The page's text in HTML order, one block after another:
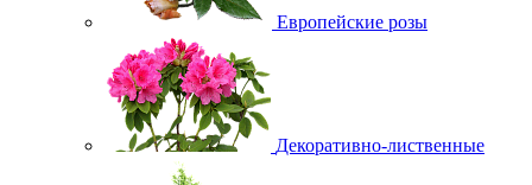
Европейские розы
Декоративно-лиственные